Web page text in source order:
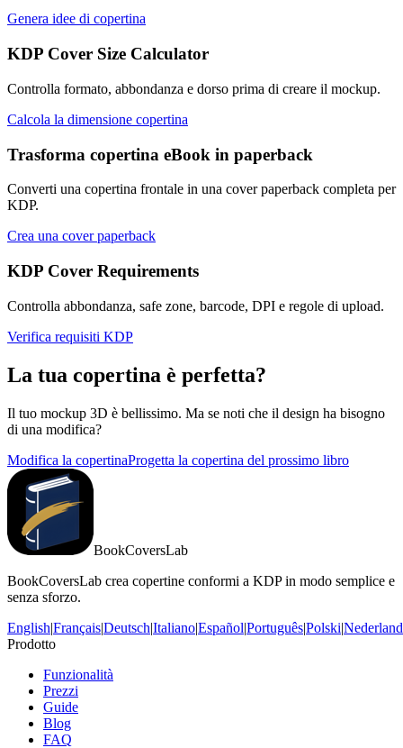
Genera idee di copertina
KDP Cover Size Calculator
Controlla formato, abbondanza e dorso prima di creare il mockup.
Calcola la dimensione copertina
Trasforma copertina eBook in paperback
Converti una copertina frontale in una cover paperback completa per
KDP.
Crea una cover paperback
KDP Cover Requirements
Controlla abbondanza, safe zone, barcode, DPI e regole di upload.
Verifica requisiti KDP
La tua copertina è perfetta?
Il tuo mockup 3D è bellissimo. Ma se noti che il design ha bisogno
di una modifica?
Modifica la copertinaProgetta la copertina del prossimo libro
BookCoversLab
BookCoversLab crea copertine conformi a KDP in modo semplice e
senza sforzo.
English|Français|Deutsch|Italiano|Español|Português|Polski|
Prodotto
Funzionalità
Prezzi
Guide
Blog
FAQ